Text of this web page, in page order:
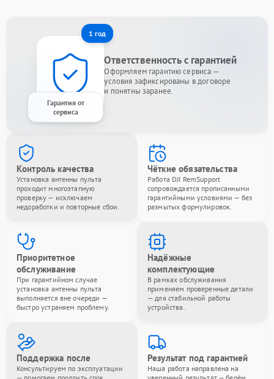
1 год
Гарантия от
сервиса
Ответственность с гарантией
Оформляем гарантию сервиса —
условия зафиксированы в договоре
и понятны заранее.
Контроль качества
Установка антенны пульта
проходит многоэтапную
проверку — исключаем
недоработки и повторные сбои.
Чёткие обязательства
Работа DJI RemSupport
сопровождается прописанными
гарантийными условиями — без
размытых формулировок.
Приоритетное
обслуживание
При гарантийном случае
установка антенны пульта
выполняется вне очереди —
быстро устраняем проблему.
Надёжные
комплектующие
В рамках обслуживания
применяем проверенные детали
— для стабильной работы
устройства.
Поддержка после
Консультируем по эксплуатации
Результат под гарантией
Наша работа направлена на